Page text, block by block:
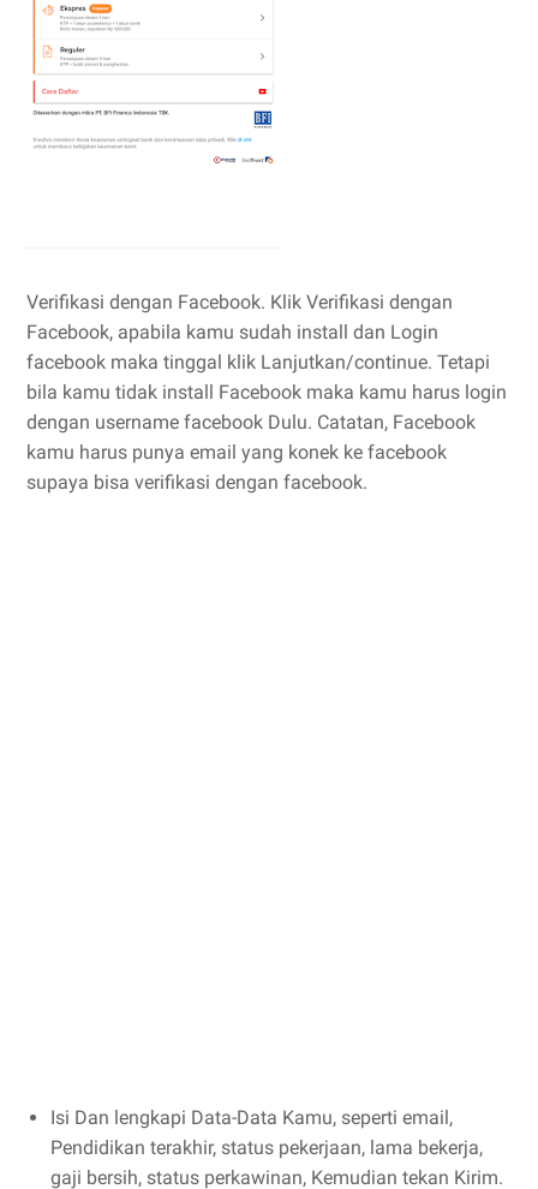
Verifikasi dengan Facebook. Klik Verifikasi dengan
Facebook, apabila kamu sudah install dan Login
facebook maka tinggal klik Lanjutkan/continue. Tetapi
bila kamu tidak install Facebook maka kamu harus login
dengan username facebook Dulu. Catatan, Facebook
kamu harus punya email yang konek ke facebook
supaya bisa verifikasi dengan facebook.
Isi Dan lengkapi Data-Data Kamu, seperti email,
Pendidikan terakhir, status pekerjaan, lama bekerja,
gaji bersih, status perkawinan, Kemudian tekan Kirim.